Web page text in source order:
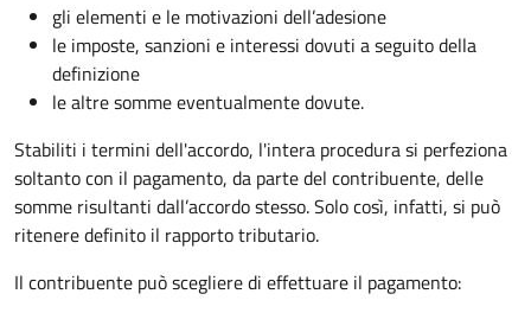
gli elementi e le motivazioni dell’adesione
le imposte, sanzioni e interessi dovuti a seguito della
definizione
le altre somme eventualmente dovute.
Stabiliti i termini dell'accordo, l'intera procedura si perfeziona
soltanto con il pagamento, da parte del contribuente, delle
somme risultanti dall’accordo stesso. Solo così, infatti, si può
ritenere definito il rapporto tributario.
Il contribuente può scegliere di effettuare il pagamento: